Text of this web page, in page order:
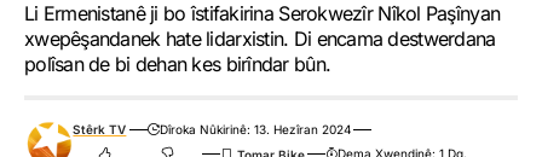
Li Ermenistanê ji bo îstifakirina Serokwezîr Nîkol Paşînyan
xwepêşandanek hate lidarxistin. Di encama destwerdana
polîsan de bi dehan kes birîndar bûn.
Stêrk TV
Dîroka Nûkirinê: 13. Hezîran 2024
Dema Xwendinê: 1 Dq.